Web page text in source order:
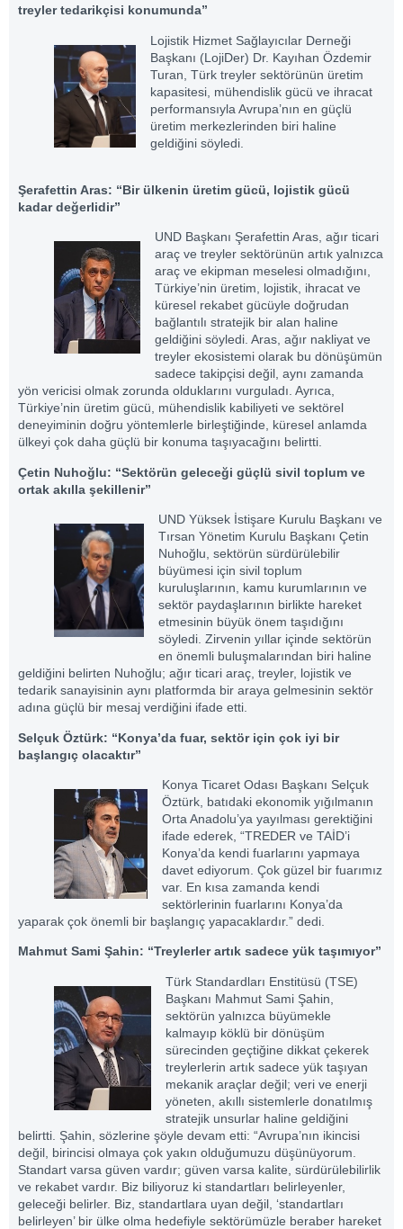
treyler tedarikçisi konumunda”
Lojistik Hizmet Sağlayıcılar Derneği
Başkanı (LojiDer) Dr. Kayıhan Özdemir
Turan, Türk treyler sektörünün üretim
kapasitesi, mühendislik gücü ve ihracat
performansıyla Avrupa’nın en güçlü
üretim merkezlerinden biri haline
geldiğini söyledi.
Şerafettin Aras: “Bir ülkenin üretim gücü, lojistik gücü
kadar değerlidir”
UND Başkanı Şerafettin Aras, ağır ticari
araç ve treyler sektörünün artık yalnızca
araç ve ekipman meselesi olmadığını,
Türkiye’nin üretim, lojistik, ihracat ve
küresel rekabet gücüyle doğrudan
bağlantılı stratejik bir alan haline
geldiğini söyledi. Aras, ağır nakliyat ve
treyler ekosistemi olarak bu dönüşümün
sadece takipçisi değil, aynı zamanda
yön vericisi olmak zorunda olduklarını vurguladı. Ayrıca,
Türkiye’nin üretim gücü, mühendislik kabiliyeti ve sektörel
deneyiminin doğru yöntemlerle birleştiğinde, küresel anlamda
ülkeyi çok daha güçlü bir konuma taşıyacağını belirtti.
Çetin Nuhoğlu: “Sektörün geleceği güçlü sivil toplum ve
ortak akılla şekillenir”
UND Yüksek İstişare Kurulu Başkanı ve
Tırsan Yönetim Kurulu Başkanı Çetin
Nuhoğlu, sektörün sürdürülebilir
büyümesi için sivil toplum
kuruluşlarının, kamu kurumlarının ve
sektör paydaşlarının birlikte hareket
etmesinin büyük önem taşıdığını
söyledi. Zirvenin yıllar içinde sektörün
en önemli buluşmalarından biri haline
geldiğini belirten Nuhoğlu; ağır ticari araç, treyler, lojistik ve
tedarik sanayisinin aynı platformda bir araya gelmesinin sektör
adına güçlü bir mesaj verdiğini ifade etti.
Selçuk Öztürk: “Konya’da fuar, sektör için çok iyi bir
başlangıç olacaktır”
Konya Ticaret Odası Başkanı Selçuk
Öztürk, batıdaki ekonomik yığılmanın
Orta Anadolu’ya yayılması gerektiğini
ifade ederek, “TREDER ve TAİD’i
Konya’da kendi fuarlarını yapmaya
davet ediyorum. Çok güzel bir fuarımız
var. En kısa zamanda kendi
sektörlerinin fuarlarını Konya’da
yaparak çok önemli bir başlangıç yapacaklardır.” dedi.
Mahmut Sami Şahin: “Treylerler artık sadece yük taşımıyor”
Türk Standardları Enstitüsü (TSE)
Başkanı Mahmut Sami Şahin,
sektörün yalnızca büyümekle
kalmayıp köklü bir dönüşüm
sürecinden geçtiğine dikkat çekerek
treylerlerin artık sadece yük taşıyan
mekanik araçlar değil; veri ve enerji
yöneten, akıllı sistemlerle donatılmış
stratejik unsurlar haline geldiğini
belirtti. Şahin, sözlerine şöyle devam etti: “Avrupa’nın ikincisi
değil, birincisi olmaya çok yakın olduğumuzu düşünüyorum.
Standart varsa güven vardır; güven varsa kalite, sürdürülebilirlik
ve rekabet vardır. Biz biliyoruz ki standartları belirleyenler,
geleceği belirler. Biz, standartlara uyan değil, ‘standartları
belirleyen’ bir ülke olma hedefiyle sektörümüzle beraber hareket